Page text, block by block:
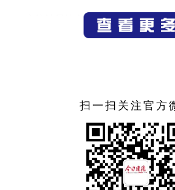
市统计局社会经济调查队工作人员
间召开动员部署会，明确调查目标、流
式，逐户开展信息采集工作，确保数
总工作，确保按时保质保量完成全国
务，为国家科学决策和社区精准服务提
扫一扫关注官方